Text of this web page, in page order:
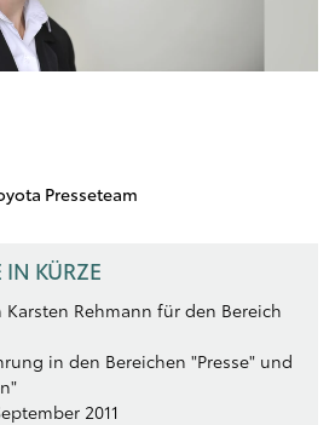
Presseteam
KÜRZE
Rehmann für den Bereich
in den Bereichen "Presse" und
2011